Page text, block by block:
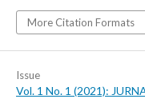
More Citation Formats
Issue
Vol. 1 No. 1 (2021):